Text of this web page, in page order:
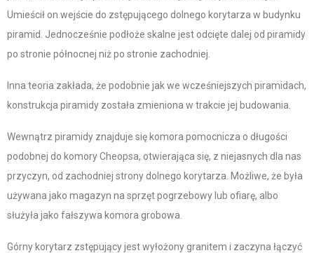
Umieścił on wejście do zstępującego dolnego korytarza w budynku
piramid Jednocześnie podłoże skalne jest odcięte dalej od piramidy
po stronie północnej niż po stronie zachodniej.
Inna teoria zakłada, że podobnie jak we wcześniejszych piramidach,
konstrukcja piramidy została zmieniona w trakcie jej budowania.
Wewnątrz piramidy znajduje się komora pomocnicza o długości
podobnej do komory Cheopsa, otwierająca się, z niejasnych dla nas
przyczyn, od zachodniej strony dolnego korytarza. Możliwe, że była
używana jako magazyn na sprzęt pogrzebowy lub ofiarę, albo
służyła jako fałszywa komora grobowa.
Górny korytarz zstępujący jest wyłożony granitem i zaczyna łączyć